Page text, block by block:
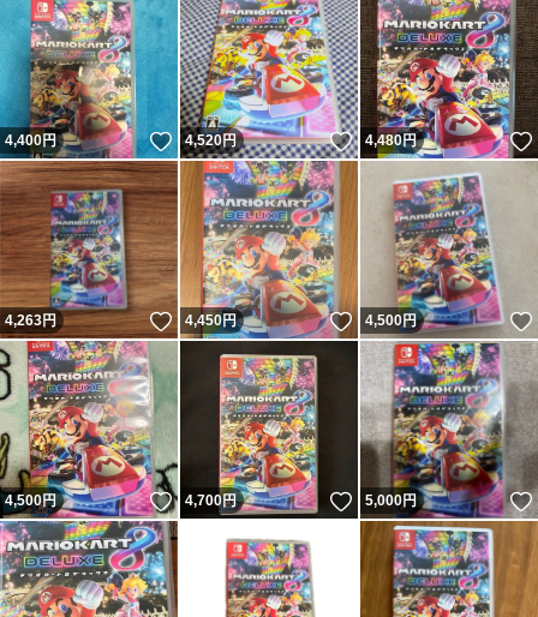
4,400円 いいね！
4,520円 いいね！
4,480円
4,263円 いいね！
4,450円 いいね！
4,500円
4,500円 いいね！
4,700円 いいね！
5,000円